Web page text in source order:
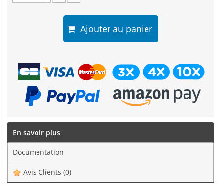
Ajouter au panier
En savoir plus
Documentation
Avis Clients (0)